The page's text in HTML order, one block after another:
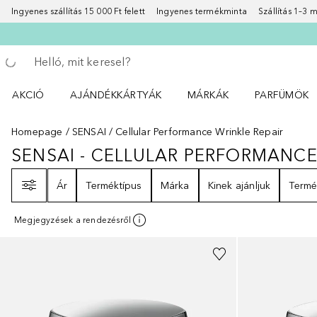
Ingyenes szállítás 15 000 Ft felett Ingyenes termékminta Szállítás 1–3
Menj vissza
Keresés végrehajtása
AKCIÓ
AJÁNDÉKKÁRTYÁK
MÁRKÁK
PARFÜMÖK
Homepage
SENSAI Cellular Performance Wrinkle Repair
SENSAI - CELLULAR
SENSAI - CELLULAR
Ár
Terméktípus Márka Kinek ajánljuk
Megjegyzések a rendezésről